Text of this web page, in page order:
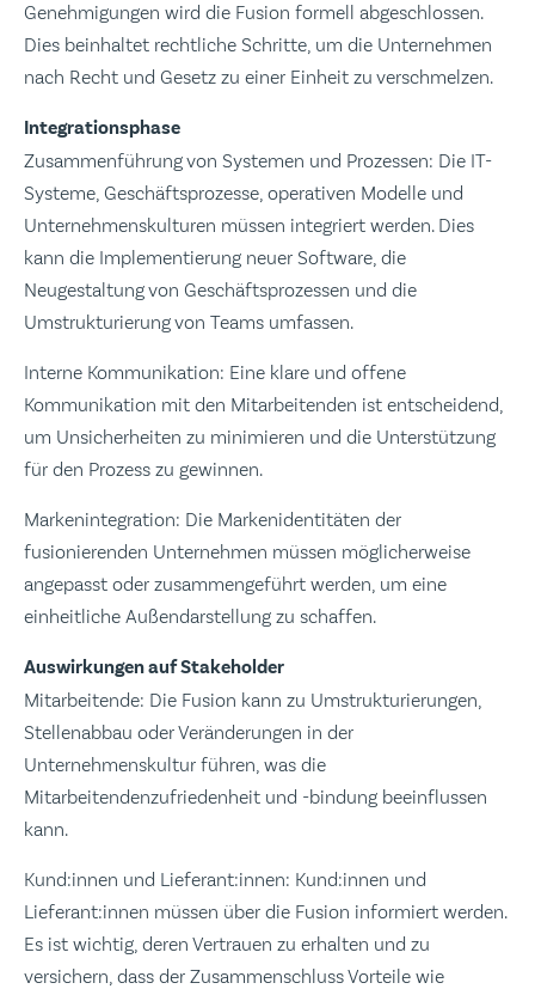
Genehmigungen wird die Fusion formell abgeschlossen.
Dies beinhaltet rechtliche Schritte, um die Unternehmen
nach Recht und Gesetz zu einer Einheit zu verschmelzen.
Integrationsphase
Zusammenführung von Systemen und Prozessen: Die IT-
Systeme, Geschäftsprozesse, operativen Modelle und
Unternehmenskulturen müssen integriert werden. Dies
kann die Implementierung neuer Software, die
Neugestaltung von Geschäftsprozessen und die
Umstrukturierung von Teams umfassen.
Interne Kommunikation: Eine klare und offene
Kommunikation mit den Mitarbeitenden ist entscheidend,
um Unsicherheiten zu minimieren und die Unterstützung
für den Prozess zu gewinnen.
Markenintegration: Die Markenidentitäten der
fusionierenden Unternehmen müssen möglicherweise
angepasst oder zusammengeführt werden, um eine
einheitliche Außendarstellung zu schaffen.
Auswirkungen auf Stakeholder
Mitarbeitende: Die Fusion kann zu Umstrukturierungen,
Stellenabbau oder Veränderungen in der
Unternehmenskultur führen, was die
Mitarbeitendenzufriedenheit und -bindung beeinflussen
kann.
Kund:innen und Lieferant:innen: Kund:innen und
Lieferant:innen müssen über die Fusion informiert werden.
Es ist wichtig, deren Vertrauen zu erhalten und zu
versichern, dass der Zusammenschluss Vorteile wie